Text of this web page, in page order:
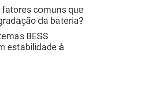
fatores comuns que
da bateria?
BESS
estabilidade à